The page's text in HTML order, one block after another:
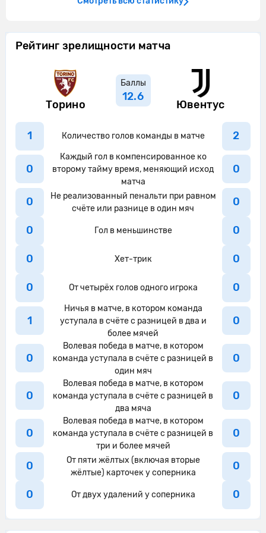
Альберто Палеари из команды Торино
в сторону штрафной.
Ювентус совершает вбрасывание на
половине поля противника
Альберто Палеари из команды Торино
перехватывает навес, направленный
39'
Ювентус контролирует мяч.
40'
Гвидас Гинейтис из команды Торино
опасно и грубо сыграл. Пьер Калулу
Контроль мяча: Торино: 34%,
Ювентус: 66%.
41'
Ювентус перехватывает навес,
направленный в сторону штрафной.
Ювентус пытается что-то создать.
Альберто Палеари из команды Торино
перехватывает навес, направленный
в сторону штрафной.
42'
Сол Коко выполняет отбор и
завладевает мячом для своей
команды.
42'
Торино пытается что-то создать.
43'
Рафаэль Обрадор из команды Торино
своей передачей успешно находит
партнера по команде в штрафной.
43'
Гвидас Гинейтис из команды Торино
бьет мимо ворот
Рейтинг зрелищности матча
Торино
Баллы
12.6
Ювентус
1 Количество голов команды в матче 2
0
Каждый гол в компенсированное ко
второму тайму время, меняющий исход
матча
0
0
Не реализованный пенальти при равном
счёте или разнице в один мяч
0
0 Гол в меньшинстве 0
0 Хет-трик 0
0 От четырёх голов одного игрока 0
1
Ничья в матче, в котором команда
уступала в счёте с разницей в два и
более мячей
0
0
Волевая победа в матче, в котором
команда уступала в счёте с разницей в
один мяч
0
0
Волевая победа в матче, в котором
команда уступала в счёте с разницей в
два мяча
0
0
Волевая победа в матче, в котором
команда уступала в счёте с разницей в
три и более мячей
0
0
От пяти жёлтых (включая вторые
жёлтые) карточек у соперника
0
0 От двух удалений у соперника 0